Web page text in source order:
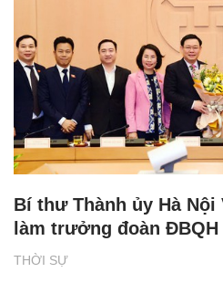
THỜI SỰ
Bí thư Thành ủy Hà
làm trưởng đoàn ĐBQH